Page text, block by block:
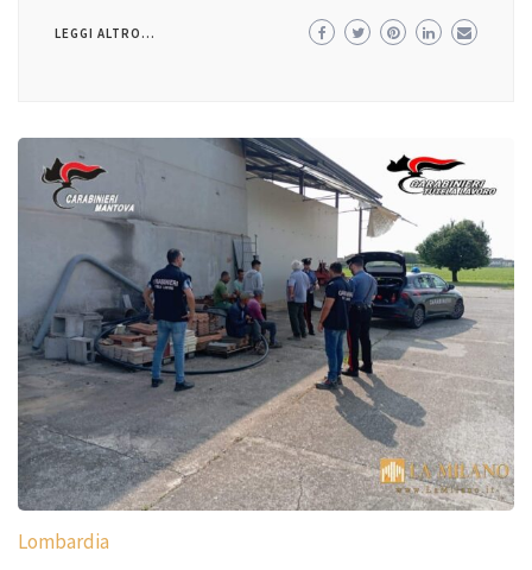
LEGGI ALTRO...
Lombardia